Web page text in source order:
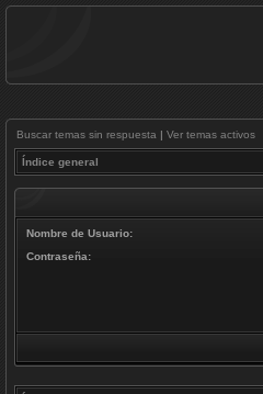
Buscar temas sin respuesta | Ver temas activos
Índice general
Nombre de Usuario:
Contraseña: